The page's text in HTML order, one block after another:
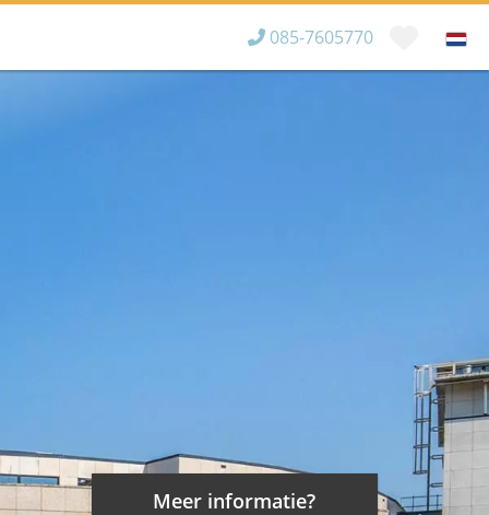
085-7605770
Bereikbaar tot
Meer informatie?